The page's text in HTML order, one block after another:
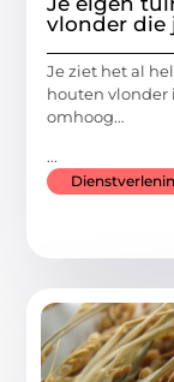
vlonder die
Je ziet het al
houten vlonder
omhoog…
...